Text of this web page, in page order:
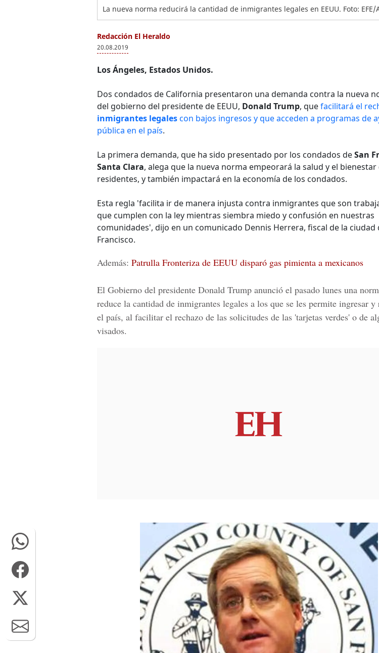
La nueva norma reducirá la cantidad de inmigrantes legales en EEUU. Foto: EFE/
Redacción El Heraldo
20.08.2019
Los Ángeles, Estados Unidos.
Dos condados de California presentaron una demanda contra la nueva
del gobierno del presidente de EEUU, Donald Trump, quefacilitará el
inmigrantes legalescon bajos ingresos y que acceden a programas de
pública en el país.
La primera demanda, que ha sido presentado por los condados deSan
Santa Clara, alega que la nueva norma empeorará la salud y el bienestar
residentes, y también impactará en la economía de los condados.
Esta regla 'facilita ir de manera injusta contra inmigrantes que son
que cumplen con la ley mientras siembra miedo y confusión en nuestras
comunidades', dijo en un comunicado Dennis Herrera, fiscal de la ciudad
Francisco.
Además: Patrulla Fronteriza de EEUU disparó gas pimienta a mexicanos
El Gobierno del presidente Donald Trump anunció el pasado lunes una
reduce la cantidad de inmigrantes legales a los que se les permite ingresar y
el país, al facilitar el rechazo de las solicitudes de las 'tarjetas verdes' o de
visados.